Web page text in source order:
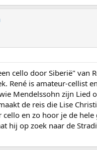
cello door Siberië" van
René is amateur-cellist
Mendelssohn zijn Lied
de reis die Lise
cello en zo hoor je de hele
hij op zoek naar de